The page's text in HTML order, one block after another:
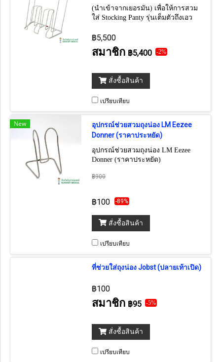
(นำเข้าจากเยอรมัน) เพื่อให้การสวม
ใส่ Stocking Panty รุ่นเต็มตัวถึงเอว
฿5,500
สมาชิก ฿5,400 -2%
สั่งซื้อสินค้า
เปรียบเทียบ
New
อุปกรณ์ช่วยสวมถุงน่อง LM Eezee
Donner (ราคาประหยัด)
อุปกรณ์ช่วยสวมถุงน่อง LM Eezee
Donner (ราคาประหยัด)
฿900
฿100 -89%
สั่งซื้อสินค้า
เปรียบเทียบ
ที่ช่วยใส่ถุงน่อง Jobst (ปลายเท้าเปิด)
฿100
สมาชิก ฿95 -5%
สั่งซื้อสินค้า
เปรียบเทียบ